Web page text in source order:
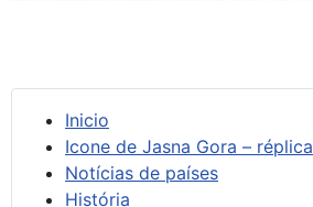
Inicio
Icone de Jasna Gora – réplica
Notícias de países
História